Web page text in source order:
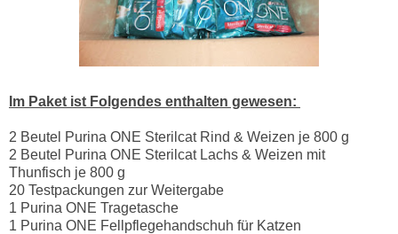
Im Paket ist Folgendes enthalten gewesen:
2 Beutel Purina ONE Sterilcat Rind & Weizen je 800 g
2 Beutel Purina ONE Sterilcat Lachs & Weizen mit
Thunfisch je 800 g
20 Testpackungen zur Weitergabe
1 Purina ONE Tragetasche
1 Purina ONE Fellpflegehandschuh für Katzen